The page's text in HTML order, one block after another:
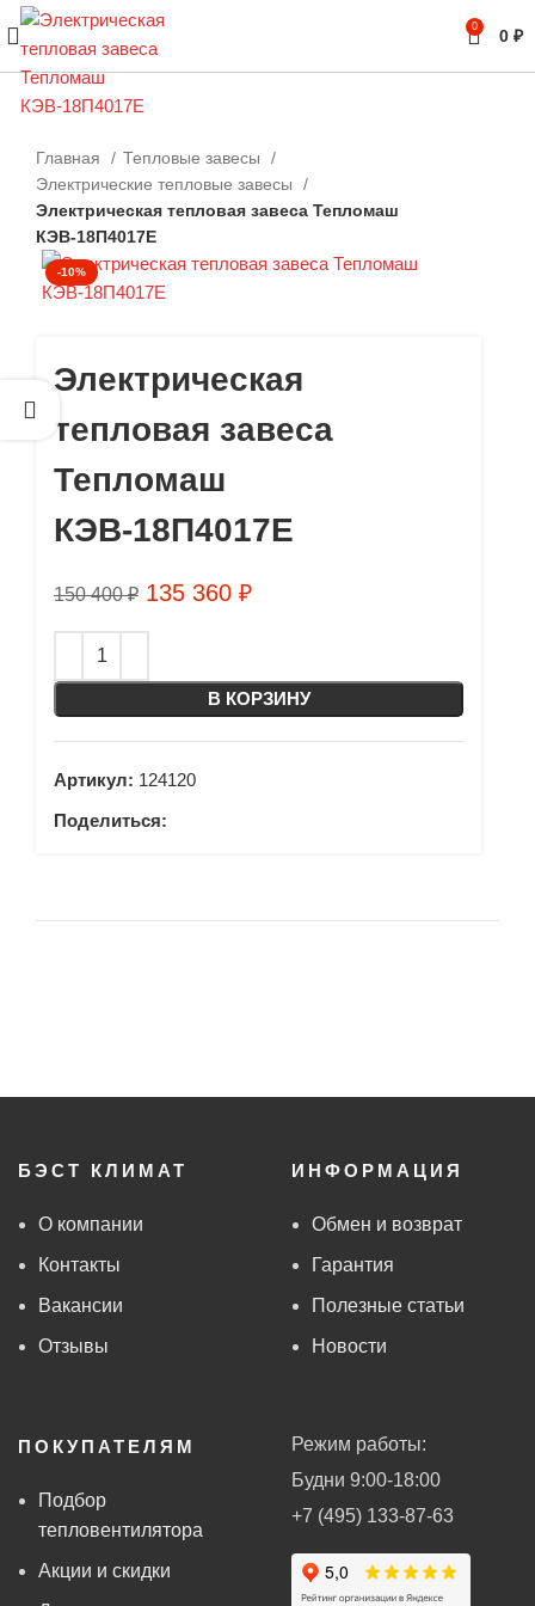
0 0 ₽
Главная
Тепловые завесы
Электрические тепловые завесы
Электрическая тепловая завеса Тепломаш
КЭВ-18П4017Е
-10%
Электрическая
тепловая завеса
Тепломаш
КЭВ-18П4017Е
150 400₽ 135 360 ₽
В КОРЗИНУ
Артикул: 124120
Поделиться:
БЭСТ КЛИМАТ
О компании
Контакты
Вакансии
Отзывы
ИНФОРМАЦИЯ
Обмен и возврат
Гарантия
Полезные статьи
Новости
ПОКУПАТЕЛЯМ
Подбор
тепловентилятора
Акции и скидки
Режим работы:
Будни 9:00-18:00
+7 (495) 133-87-63